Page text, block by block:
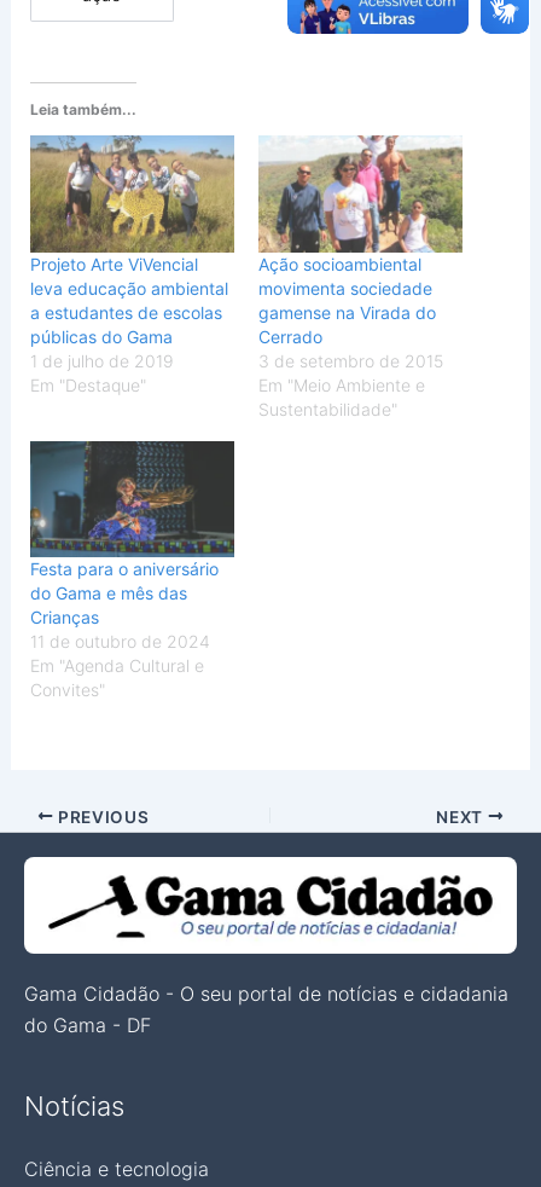
Leia também...
Projeto Arte ViVencial
leva educação ambiental
a estudantes de escolas
públicas do Gama
1 de julho de 2019
Em "Destaque"
Ação socioambiental
movimenta sociedade
gamense na Virada do
Cerrado
3 de setembro de 2015
Em "Meio Ambiente e
Sustentabilidade"
Festa para o aniversário
do Gama e mês das
Crianças
11 de outubro de 2024
Em "Agenda Cultural e
Convites"
PREVIOUS NEXT
Gama Cidadão - O seu portal de notícias e cidadania
do Gama - DF
Notícias
Ciência e tecnologia